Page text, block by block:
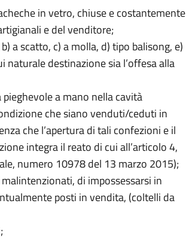
in vetro, chiuse e costantemente
e del venditore;
a scatto, c) a molla, d) tipo balisong, e)
naturale destinazione sia l’offesa alla
a mano nella cavità
che siano venduti/ceduti in
che l’apertura di tali confezioni e il
integra il reato di cui all’articolo 4,
numero 10978 del 13 marzo 2015);
di impossessarsi in
posti in vendita, (coltelli da